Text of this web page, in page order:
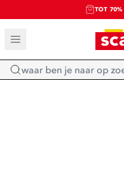
TOT 70%
SALE:
Home